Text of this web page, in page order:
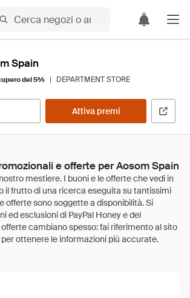
Spain
del 5% | DEPARTMENT STORE
Attiva premi
e offerte per Aosom Spain